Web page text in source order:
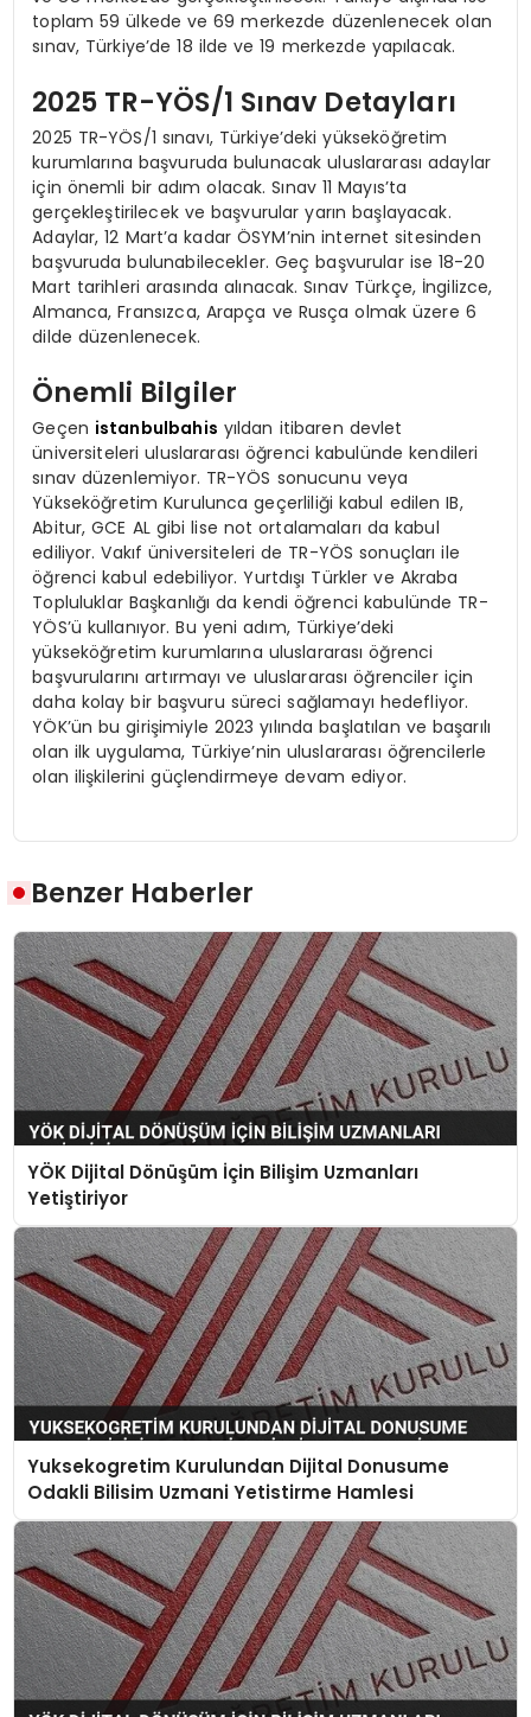
toplam 59 ülkede ve 69 merkezde düzenlenecek olan
sınav, Türkiye’de 18 ilde ve 19 merkezde yapılacak.
2025 TR-YÖS/1 Sınav Detayları
2025 TR-YÖS/1 sınavı, Türkiye’deki yükseköğretim
kurumlarına başvuruda bulunacak uluslararası adaylar
için önemli bir adım olacak. Sınav 11 Mayıs’ta
gerçekleştirilecek ve başvurular yarın başlayacak.
Adaylar, 12 Mart’a kadar ÖSYM’nin internet sitesinden
başvuruda bulunabilecekler. Geç başvurular ise 18-20
Mart tarihleri arasında alınacak. Sınav Türkçe, İngilizce,
Almanca, Fransızca, Arapça ve Rusça olmak üzere 6
dilde düzenlenecek.
Önemli Bilgiler
Geçen istanbulbahis yıldan itibaren devlet
üniversiteleri uluslararası öğrenci kabulünde kendileri
sınav düzenlemiyor. TR-YÖS sonucunu veya
Yükseköğretim Kurulunca geçerliliği kabul edilen IB,
Abitur, GCE AL gibi lise not ortalamaları da kabul
ediliyor. Vakıf üniversiteleri de TR-YÖS sonuçları ile
öğrenci kabul edebiliyor. Yurtdışı Türkler ve Akraba
Topluluklar Başkanlığı da kendi öğrenci kabulünde TR-
YÖS’ü kullanıyor. Bu yeni adım, Türkiye’deki
yükseköğretim kurumlarına uluslararası öğrenci
başvurularını artırmayı ve uluslararası öğrenciler için
daha kolay bir başvuru süreci sağlamayı hedefliyor.
YÖK’ün bu girişimiyle 2023 yılında başlatılan ve başarılı
olan ilk uygulama, Türkiye’nin uluslararası öğrencilerle
olan ilişkilerini güçlendirmeye devam ediyor.
Benzer Haberler
YÖK Dijital Dönüşüm İçin Bilişim Uzmanları
Yetiştiriyor
Yuksekogretim Kurulundan Dijital Donusume
Odakli Bilisim Uzmani Yetistirme Hamlesi